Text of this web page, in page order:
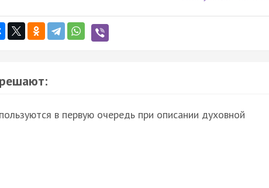
в первую очередь при описании духовной